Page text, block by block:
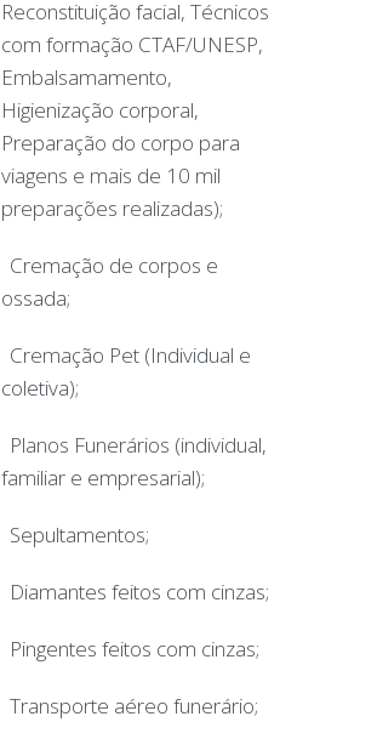
Reconstituição facial, Técnicos
com formação CTAF/UNESP,
Embalsamamento,
Higienização corporal,
Preparação do corpo para
viagens e mais de 10 mil
preparações realizadas);
Cremação de corpos e
ossada;
Cremação Pet (Individual e
coletiva);
Planos Funerários (individual,
familiar e empresarial);
Sepultamentos;
Diamantes feitos com cinzas;
Pingentes feitos com cinzas;
Transporte aéreo funerário;